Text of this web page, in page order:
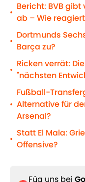
•
Bericht: BVB
ab – Wie
•
Dortmunds
Barça zu?
•
Ricken verrät:
"nächsten
•
Fußball-
Alternative für
Arsenal?
•
Statt El Mala:
Offensive?
Füg uns bei